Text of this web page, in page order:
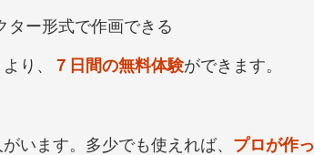
ター形式で作画できる
り、
７日間の無料体験ができます。
います。多少でも使えれば、 プロが作っ